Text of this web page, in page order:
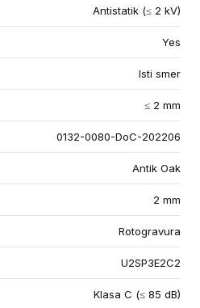
Antistatik (≤ 2 kV)
Yes
Isti smer
≤ 2 mm
0132-0080-DoC-202206
Antik Oak
2 mm
Rotogravura
U2SP3E2C2
Klasa C (≤ 85 dB)